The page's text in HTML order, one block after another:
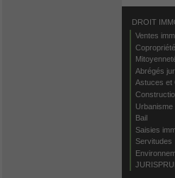
DROIT
Ventes
Copropriété
Abrégés
Astuces et
Urbanisme
Bail
Saisies
Servitudes